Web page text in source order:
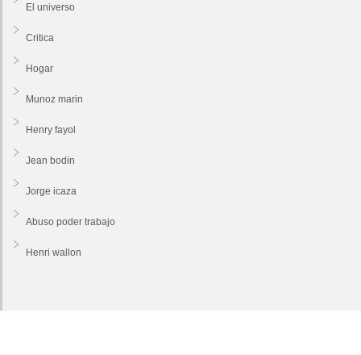
El universo
Critica
Hogar
Munoz marin
Henry fayol
Jean bodin
Jorge icaza
Abuso poder trabajo
Henri wallon